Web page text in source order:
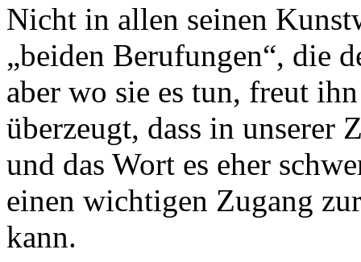
Nicht in allen seinen
„beiden Berufungen“, die
aber wo sie es tun, freut
überzeugt, dass in
und das Wort es eher
einen wichtigen Zugang
kann.